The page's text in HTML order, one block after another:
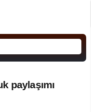
paylaşımı